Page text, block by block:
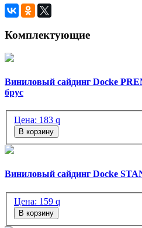
Комплектующие
Виниловый сайдинг Docke
брус
Цена: 183 q
В корзину
Виниловый сайдинг Docke
Цена: 159 q
В корзину